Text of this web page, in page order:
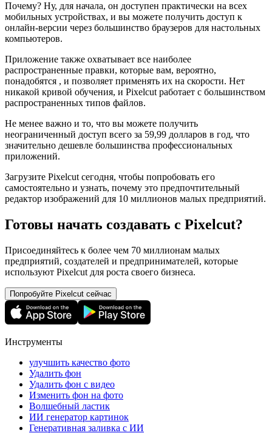
Почему? Ну, для начала, он доступен практически на всех
мобильных устройствах, и вы можете получить доступ к
онлайн-версии через большинство браузеров для настольных
компьютеров.
Приложение также охватывает все наиболее
распространенные правки, которые вам, вероятно,
понадобятся , и позволяет применять их на скорости. Нет
никакой кривой обучения, и Pixelcut работает с большинством
распространенных типов файлов.
Не менее важно и то, что вы можете получить
неограниченный доступ всего за 59,99 долларов в год, что
значительно дешевле большинства профессиональных
приложений.
Загрузите Pixelcut сегодня, чтобы попробовать его
самостоятельно и узнать, почему это предпочтительный
редактор изображений для 10 миллионов малых предприятий.
Готовы начать создавать с Pixelcut?
Присоединяйтесь к более чем 70 миллионам малых
предприятий, создателей и предпринимателей, которые
используют Pixelcut для роста своего бизнеса.
Попробуйте Pixelcut сейчас
Инструменты
улучшить качество фото
Удалить фон
Удалить фон с видео
Изменить фон на фото
Волшебный ластик
ИИ генератор картинок
Генеративная заливка с ИИ